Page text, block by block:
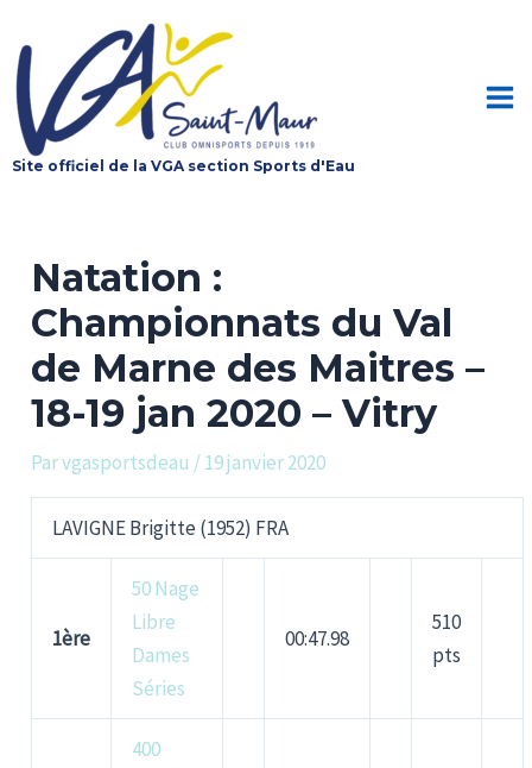
au
contenu
Site officiel de la VGA section Sports d'Eau
Natation :
Championnats du Val
de Marne des Maitres –
18-19 jan 2020 – Vitry
Parvgasportsdeau /19 janvier 2020
LAVIGNE Brigitte (1952) FRA
1ère
50 Nage
Libre
Dames
Séries
00:47.98
510
pts
400